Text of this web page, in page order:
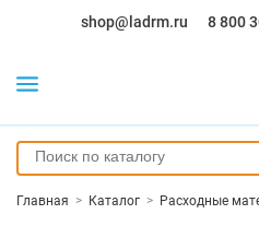
shop@ladrm.ru 8 800
Главная > Каталог > Расходные